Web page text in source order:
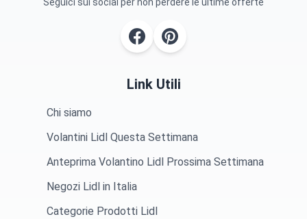
Seguici sui social per non perdere le ultime offerte
Link Utili
Chi siamo
Volantini Lidl Questa Settimana
Anteprima Volantino Lidl Prossima Settimana
Negozi Lidl in Italia
Categorie Prodotti Lidl